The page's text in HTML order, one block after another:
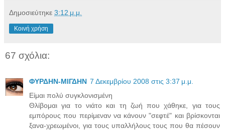
Δημοσιεύτηκε 3:12 μ.μ.
Κοινή χρήση
67 σχόλια:
ΦΥΡΔΗΝ-ΜΙΓΔΗΝ 7 Δεκεμβρίου 2008 στις 3:37 μ.μ.
Είμαι πολύ συγκλονισμένη
Θλίβομαι για το νιάτο και τη ζωή που χάθηκε, για τους
εμπόρους που περίμεναν να κάνουν "σεφτέ" και βρίσκονται
ξανα-χρεωμένοι, για τους υπαλλήλους τους που θα πέσουν